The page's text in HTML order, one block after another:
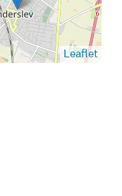
Leaflet